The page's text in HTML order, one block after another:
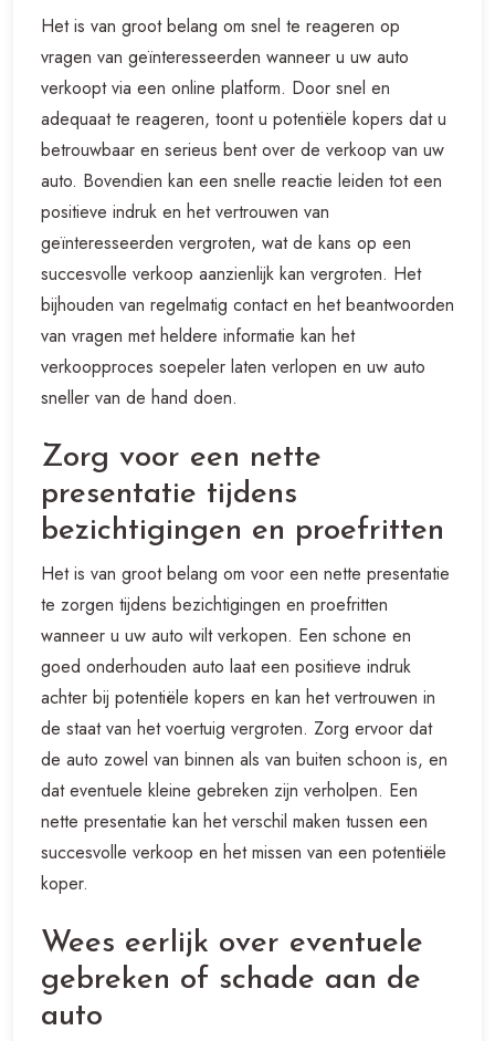
Het is van groot belang om snel te reageren op
vragen van geïnteresseerden wanneer u uw auto
verkoopt via een online platform. Door snel en
adequaat te reageren, toont u potentiële kopers dat u
betrouwbaar en serieus bent over de verkoop van uw
auto. Bovendien kan een snelle reactie leiden tot een
positieve indruk en het vertrouwen van
geïnteresseerden vergroten, wat de kans op een
succesvolle verkoop aanzienlijk kan vergroten. Het
bijhouden van regelmatig contact en het beantwoorden
van vragen met heldere informatie kan het
verkoopproces soepeler laten verlopen en uw auto
sneller van de hand doen.
Zorg voor een nette
presentatie tijdens
bezichtigingen en proefritten
Het is van groot belang om voor een nette presentatie
te zorgen tijdens bezichtigingen en proefritten
wanneer u uw auto wilt verkopen. Een schone en
goed onderhouden auto laat een positieve indruk
achter bij potentiële kopers en kan het vertrouwen in
de staat van het voertuig vergroten. Zorg ervoor dat
de auto zowel van binnen als van buiten schoon is, en
dat eventuele kleine gebreken zijn verholpen. Een
nette presentatie kan het verschil maken tussen een
succesvolle verkoop en het missen van een potentiële
koper.
Wees eerlijk over eventuele
gebreken of schade aan de
auto